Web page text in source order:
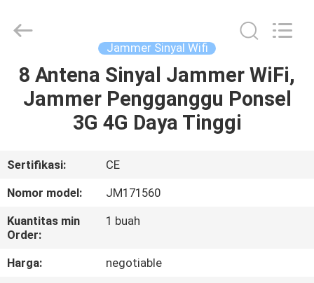
RUMAH
PRODUK
TENTANG
KAMI
TUR
PABRIK
Limited.
Jammer Sinyal Wifi
8 Antena Sinyal Jammer WiFi,
Jammer Pengganggu Ponsel
3G 4G Daya Tinggi
Sertifikasi:
CE
Nomor model:
JM171560
Kuantitas min
Order:
1 buah
Harga:
negotiable